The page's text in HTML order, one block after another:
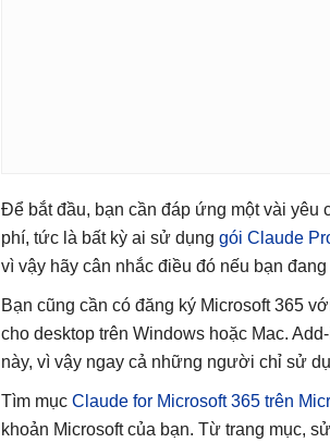
Để bắt đầu, bạn cần đáp ứng một vài yêu
phí, tức là bất kỳ ai sử dụng gói Claude
vì vậy hãy cân nhắc điều đó nếu bạn
Bạn cũng cần có đăng ký Microsoft 365
cho desktop trên Windows hoặc Mac.
này, vì vậy ngay cả những người chỉ sử
Tìm mục Claude for Microsoft 365 trên
khoản Microsoft của bạn. Từ trang mục,